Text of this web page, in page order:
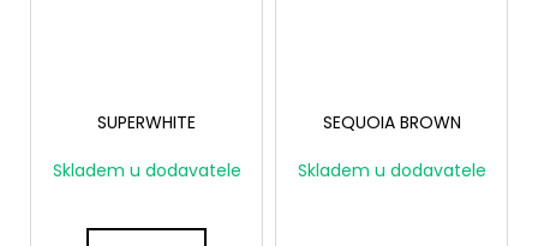
SUPERWHITE
Skladem u dodavatele
SEQUOIA BROWN
Skladem u dodavatele